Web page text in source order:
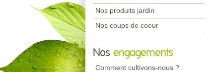
Nos produits jardin
Nos coups de coeur
Nos engagements
Comment cultivons-nous ?